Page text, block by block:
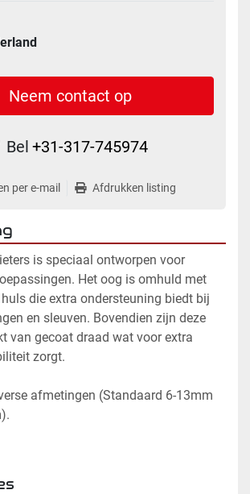
Neem contact op
Bel +31-317-745974
per e-mail Afdrukken listing
is speciaal ontworpen voor
Het oog is omhuld met
die extra ondersteuning biedt bij
en sleuven. Bovendien zijn deze
van gecoat draad wat voor extra
zorgt.
afmetingen (Standaard 6-13mm